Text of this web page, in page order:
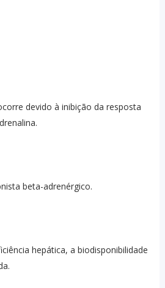
devido à inibição da resposta
beta-adrenérgico.
hepática, a biodisponibilidade